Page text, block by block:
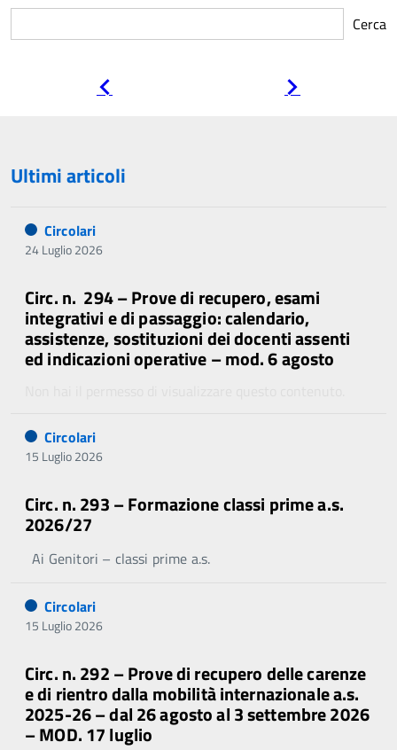
Cerca
Ultimi articoli
Circolari
24 Luglio 2026
Circ. n. 294 – Prove di recupero, esami
integrativi e di passaggio: calendario,
assistenze, sostituzioni dei docenti assenti
ed indicazioni operative – mod. 6 agosto
Circolari
15 Luglio 2026
Circ. n. 293 – Formazione classi prime a.s.
2026/27
Ai Genitori – classi prime a.s.
Circolari
15 Luglio 2026
Circ. n. 292 – Prove di recupero delle carenze
e di rientro dalla mobilità internazionale a.s.
2025-26 – dal 26 agosto al 3 settembre 2026
– MOD. 17 luglio